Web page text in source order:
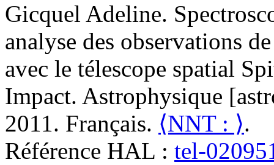
Gicquel Adeline.
analyse des observations
avec le télescope spatial
Impact. Astrophysique
2011. Français. ⟨NNT : ⟩.
Référence HAL : tel-